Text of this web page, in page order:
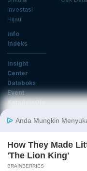
Investasi
Hijau
Info
Indeks
Insight
Center
Databoks
Event
KatadataOto
Email